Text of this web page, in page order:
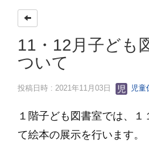
11・12月子ども
ついて
投稿日時 : 2021年11月03日 児童
１階子ども図書室では、１
て絵本の展示を行います。